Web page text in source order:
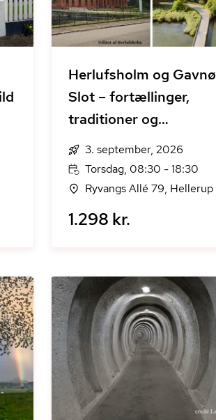
Herlufsholm og Gavnø
Slot – fortællinger,
traditioner og
herskabsliv
3. september, 2026
Torsdag, 08:30 - 18:30
Ryvangs Allé 79, Hellerup
1.298 kr.